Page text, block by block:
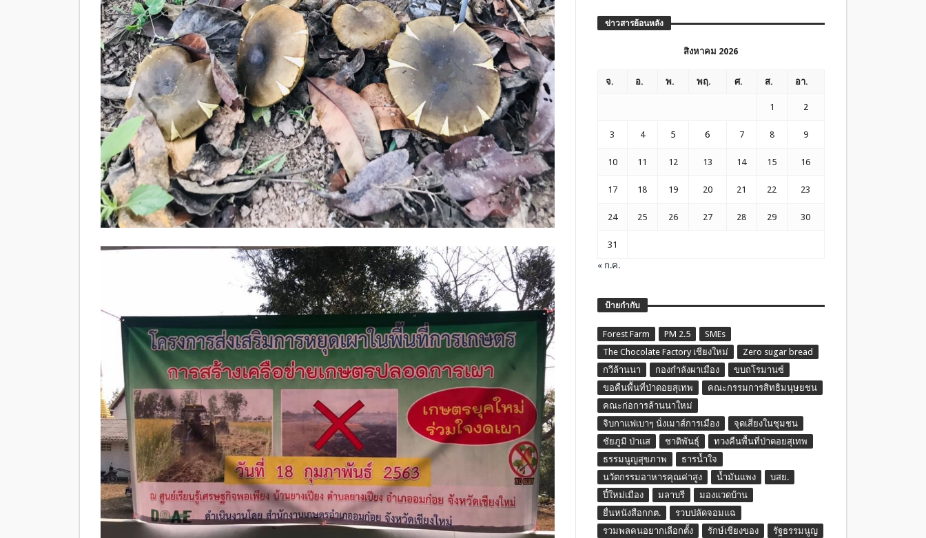
ข่าวสารย้อนหลัง
สิงหาคม 2026
จ. อ. พ. พฤ. ศ. ส. อา.
1 2
3 4 5 6 7 8 9
10 11 12 13 14 15 16
17 18 19 20 21 22 23
24 25 26 27 28 29 30
31
« ก.ค.
ป้ายกำกับ
Forest Farm PM 2.5
SMEs
The Chocolate Factory เชียงใหม่
Zero sugar bread
กวีล้านนา
กองกำลังผาเมือง
ขบถโรมานซ์
ขอคืนพื้นที่ป่าดอยสุเทพ
คณะกรรมการสิทธิมนุษยชน
คณะก่อการล้านนาใหม่
จิบกาแฟเบาๆ นั่งเมาส์การเมือง
จุดเสี่ยงในชุมชน
ชัยภูมิ ป่าแส
ชาติพันธุ์
ทวงคืนพื้นที่ป่าดอยสุเทพ
ธรรมนูญสุขภาพ
ธารน้ำใจ
นวัตกรรมอาหารคุณค่าสูง
น้ำมันแพง
บสย.
ปี๋ใหม่เมือง
มลาบรี
มองแวดบ้าน
ยื่นหนังสือกกต.
รวบปลัดจอมแฉ
รวมพลคนอยากเลือกตั้ง
รักษ์เชียงของ รัฐธรรมนูญ